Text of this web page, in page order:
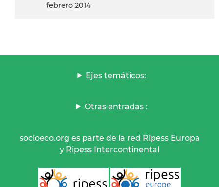
febrero 2014
Ejes temáticos:
Otras entradas :
socioeco.org es parte de la red Ripess Europa
y Ripess Intercontinental